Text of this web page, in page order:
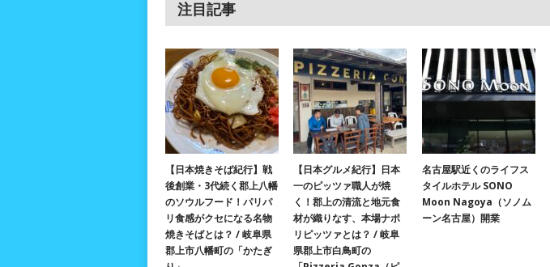
注目記事
【日本焼きそば紀行】戦
後創業・3代続く郡上八幡
のソウルフード！パリパ
リ食感がクセになる名物
焼きそばとは？ / 岐阜県
郡上市八幡町の「かたぎ
【日本グルメ紀行】日本
一のピッツァ職人が焼
く！郡上の清流と地元食
材が織りなす、本場ナポ
リピッツァとは？ / 岐阜
県郡上市白鳥町の
名古屋駅近くのライフス
タイルホテル SONO
Moon Nagoya（ソノム
ーン名古屋）開業